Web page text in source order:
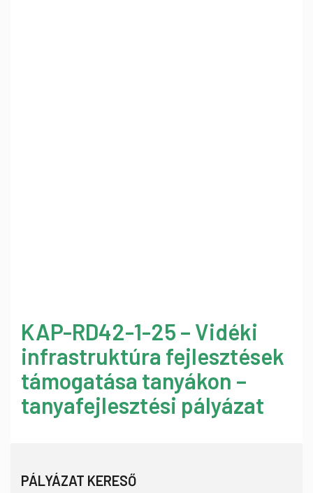
KAP-RD42-1-25 – Vidéki
infrastruktúra fejlesztések
támogatása tanyákon –
tanyafejlesztési pályázat
PÁLYÁZAT KERESŐ